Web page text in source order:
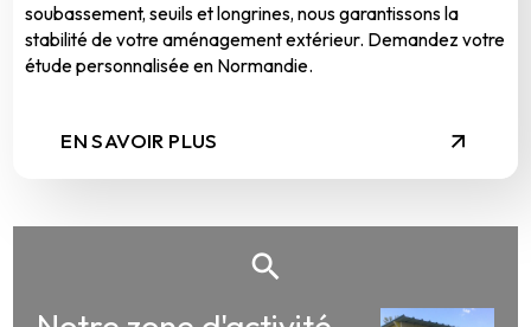
soubassement, seuils et longrines, nous garantissons la
stabilité de votre aménagement extérieur. Demandez votre
étude personnalisée en Normandie.
EN SAVOIR PLUS